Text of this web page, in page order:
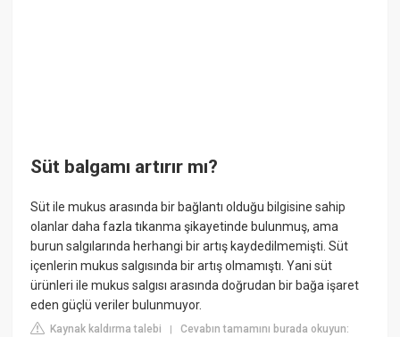
Süt balgamı artırır mı?
Süt ile mukus arasında bir bağlantı olduğu bilgisine sahip
olanlar daha fazla tıkanma şikayetinde bulunmuş, ama
burun salgılarında herhangi bir artış kaydedilmemişti. Süt
içenlerin mukus salgısında bir artış olmamıştı. Yani süt
ürünleri ile mukus salgısı arasında doğrudan bir bağa işaret
eden güçlü veriler bulunmuyor.
Kaynak kaldırma talebi |Cevabın tamamını burada okuyun: